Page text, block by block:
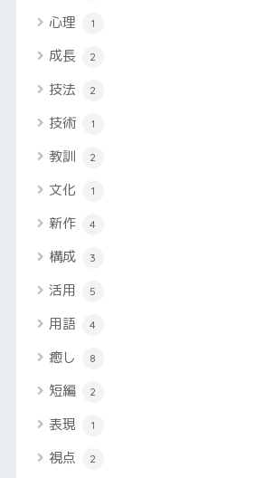
心理 1
成長 2
技法 2
技術 1
教訓 2
文化 1
新作 4
構成 3
活用 5
用語 4
癒し 8
短編 2
表現 1
視点 2